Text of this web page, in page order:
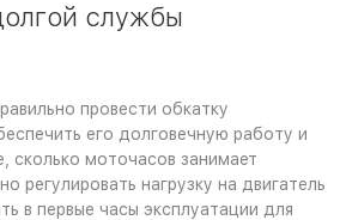
службы
провести обкатку
его долговечную работу и
сколько моточасов занимает
регулировать нагрузку на двигатель
в первые часы эксплуатации для